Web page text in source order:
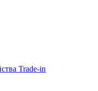
Trade-in